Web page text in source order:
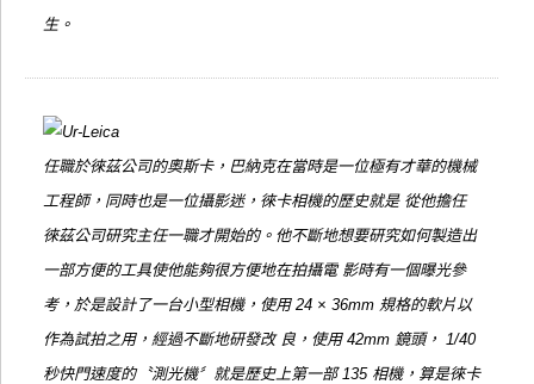
生。
任職於徠茲公司的奧斯卡，巴納克在當時是一位極有才華的機械
工程師，同時也是一位攝影迷，徠卡相機的歷史就是 從他擔任
徠茲公司研究主任一職才開始的。他不斷地想要研究如何製造出
一部方便的工具使他能夠很方便地在拍攝電 影時有一個曝光參
考，於是設計了一台小型相機，使用 24 × 36mm 規格的軟片以
作為試拍之用，經過不斷地研發改 良，使用 42mm 鏡頭， 1/40
秒快門速度的〝測光機〞就是歷史上第一部 135 相機，算是徠卡